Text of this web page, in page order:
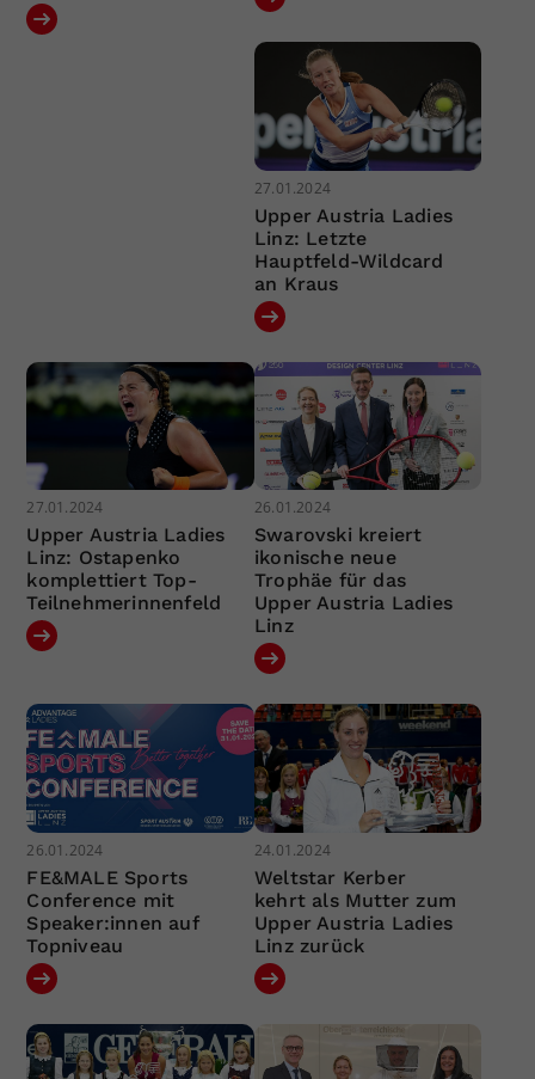
27.01.2024
Upper Austria Ladies
Linz: Letzte
Hauptfeld-Wildcard
an Kraus
27.01.2024
Upper Austria Ladies
Linz: Ostapenko
komplettiert Top-
Teilnehmerinnenfeld
26.01.2024
Swarovski kreiert
ikonische neue
Trophäe für das
Upper Austria Ladies
Linz
26.01.2024
FE&MALE Sports
Conference mit
Speaker:innen auf
Topniveau
24.01.2024
Weltstar Kerber
kehrt als Mutter zum
Upper Austria Ladies
Linz zurück